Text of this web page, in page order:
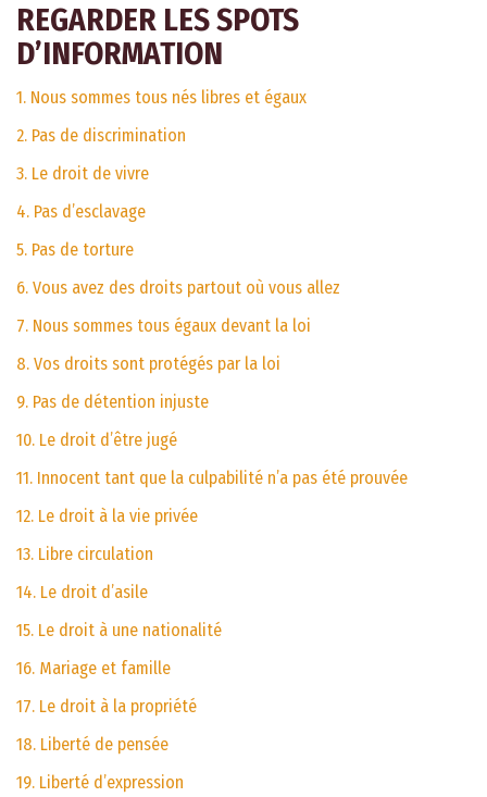
REGARDER LES SPOTS
D’INFORMATION
1. Nous sommes tous nés libres et égaux
2. Pas de discrimination
3. Le droit de vivre
4. Pas d’esclavage
5. Pas de torture
6. Vous avez des droits partout où vous allez
7. Nous sommes tous égaux devant la loi
8. Vos droits sont protégés par la loi
9. Pas de détention injuste
10. Le droit d’être jugé
11. Innocent tant que la culpabilité n’a pas été prouvée
12. Le droit à la vie privée
13. Libre circulation
14. Le droit d’asile
15. Le droit à une nationalité
16. Mariage et famille
17. Le droit à la propriété
18. Liberté de pensée
19. Liberté d’expression